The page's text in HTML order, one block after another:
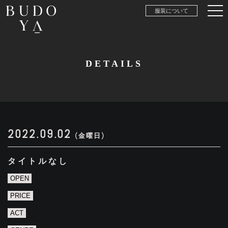
服装について
DETAILS
2022.09.02 (金曜日)
タイトルなし
OPEN
PRICE
ACT